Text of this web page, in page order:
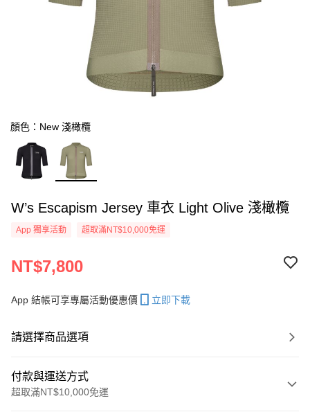
顏色：New 淺橄欖
W’s Escapism Jersey 車衣 Light Olive 淺橄欖
App 獨享活動 超取滿NT$10,000免運
NT$7,800
App 結帳可享專屬活動優惠價 立即下載
請選擇商品選項
付款與運送方式
超取滿NT$10,000免運